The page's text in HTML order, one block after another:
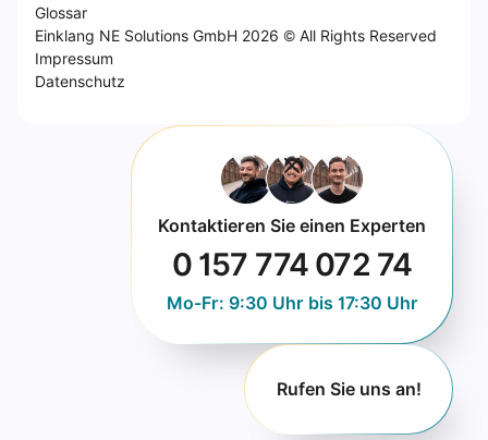
Glossar
Einklang NE Solutions GmbH 2026 © All Rights Reserved
Impressum
Datenschutz
Kontaktieren Sie einen Experten
0 157 774 072 74
Mo-Fr: 9:30 Uhr bis 17:30 Uhr
Rufen Sie uns an!